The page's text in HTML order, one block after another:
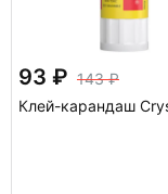
93
143
Клей-карандаш